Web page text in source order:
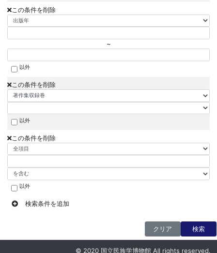
この条件を削除
~
以外
この条件を削除
以外
この条件を削除
以外
検索条件を追加
クリア 検索
© 2020 国立民族学博物館 All rights reserved.